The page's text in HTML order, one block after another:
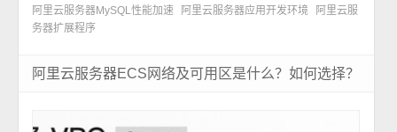
阿里云服务器MySQL性能加速
阿里云服务器应用开发环境
阿里云服
务器扩展程序
阿里云服务器ECS网络及可用区是什么？如何选择？